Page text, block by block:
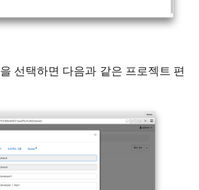
을 선택하면 다음과 같은 프로젝트 편